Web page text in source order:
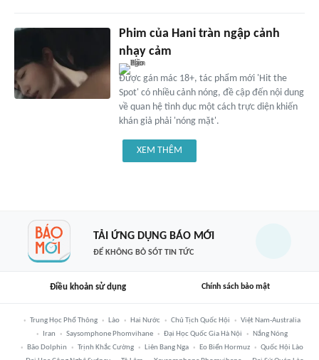
Phim của Hani tràn ngập cảnh
nhạy cảm
Được gán mác 18+, tác phẩm mới 'Hit the
Spot' có nhiều cảnh nóng, đề cập đến nội dung
về quan hệ tình dục một cách trực diện khiến
khán giả phải 'nóng mặt'.
XEM THÊM
TẢI ỨNG DỤNG BÁO MỚI
ĐỂ KHÔNG BỎ SÓT TIN TỨC
Điều khoản sử dụng Chính sách bảo mật
Trung Học Phổ Thông Lào Hai Nước Chủ Tịch Quốc Hội
Việt Nam-Australia
Iran
Saysomphone Phomvihane Đại Học Quốc Gia Hà Nội
Nắng Nóng
Bão Dolphin
Trịnh Khắc Cường Liên Bang Nga Eo Biển Hormuz
Quốc Hội Lào